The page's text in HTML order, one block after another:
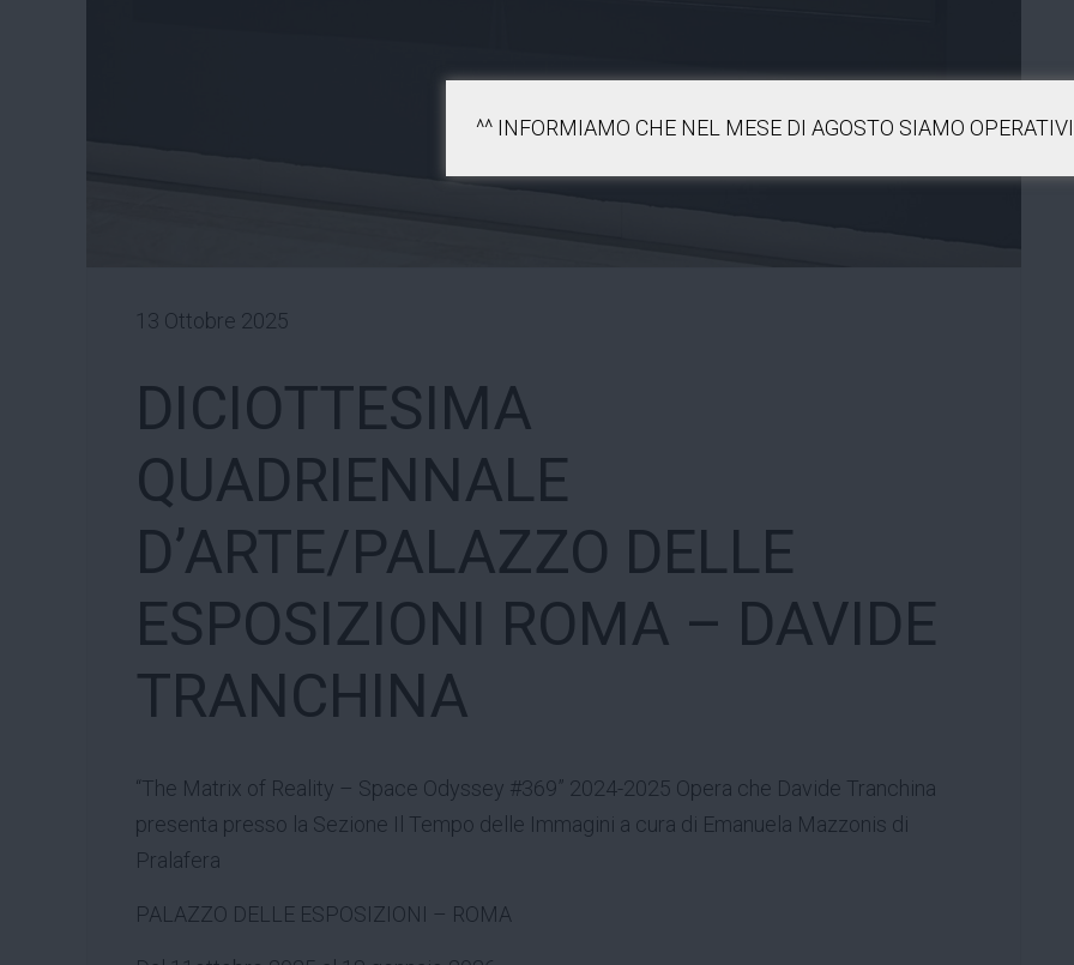
13 Ottobre 2025
DICIOTTESIMA
QUADRIENNALE
D’ARTE/PALAZZO DELLE
ESPOSIZIONI ROMA – DAVIDE
TRANCHINA
“The Matrix of Reality – Space Odyssey #369” 2024-2025 Opera che Davide Tranchina
presenta presso la Sezione Il Tempo delle Immagini a cura di Emanuela Mazzonis di
Pralafera
PALAZZO DELLE ESPOSIZIONI – ROMA
^^ INFORMIAMO CHE NEL MESE DI AGOSTO SIAMO